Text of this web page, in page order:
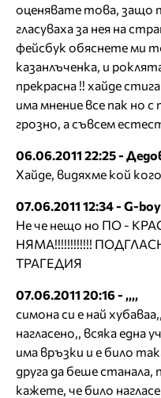
оценявате това, защо
гласуваха за нея на
фейсбук обяснете ми
казанлъченка, и
прекрасна !! хайде
има мнение все пак но
грозно, а съвсем
06.06.2011 22:25 -
Хайде, видяхме кой
07.06.2011 12:34 - G-
Не че нещо но ПО -
НЯМА!!!!!!!!!!!!
ТРАГЕДИЯ
07.06.2011 20:16 - ,,,,
симона си е най
нагласено,, всяка една
има връзки и е било
друга да беше
кажете, че било